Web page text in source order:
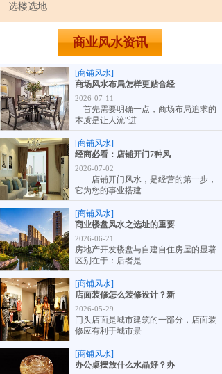
选楼选地
商业风水资讯
[商铺风水]
商场风水布局怎样更贴合经
2026-07-11
首先需要明确一点，商场布局追求的
本质是让人流“进
[商铺风水]
经商必看：店铺开门7种风
2026-07-02
店铺开门风水，是经营的第一步，
它为您的事业搭建
[商铺风水]
商业楼盘风水之选址的重要
2026-06-21
房地产开发楼盘与自建自住房屋的显著
区别在于：后者是
[商铺风水]
店面装修怎么装修设计？新
2026-05-29
门头店面是城市建筑的一部分，店面装
修应有利于城市景
[商铺风水]
办公桌摆放什么水晶好？办